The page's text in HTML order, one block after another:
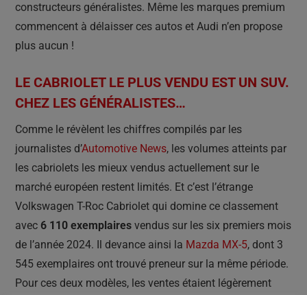
constructeurs généralistes. Même les marques premium
commencent à délaisser ces autos et Audi n’en propose
plus aucun !
LE CABRIOLET LE PLUS VENDU EST UN SUV.
CHEZ LES GÉNÉRALISTES…
Comme le révèlent les chiffres compilés par les
journalistes d’Automotive News, les volumes atteints par
les cabriolets les mieux vendus actuellement sur le
marché européen restent limités. Et c’est l’étrange
Volkswagen T-Roc Cabriolet qui domine ce classement
avec 6 110 exemplaires vendus sur les six premiers mois
de l’année 2024. Il devance ainsi la Mazda MX-5, dont 3
545 exemplaires ont trouvé preneur sur la même période.
Pour ces deux modèles, les ventes étaient légèrement